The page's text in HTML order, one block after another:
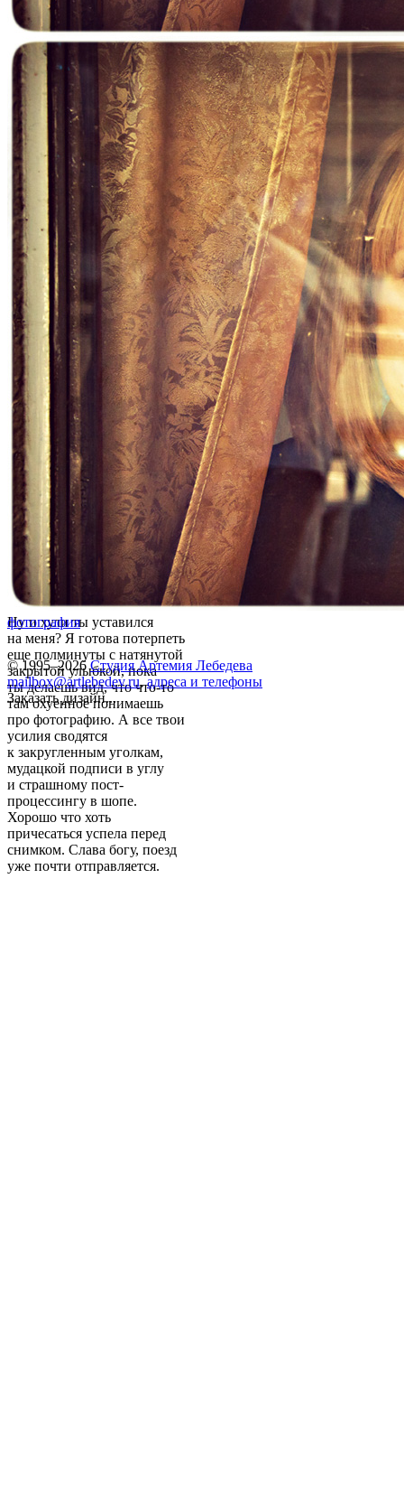
Ну и хули ты уставился
на меня? Я готова потерпеть
еще полминуты с натянутой
закрытой улыбкой, пока
ты делаешь вид, что что-то
там охуенное понимаешь
про фотографию. А все твои
усилия сводятся
к закругленным уголкам,
мудацкой подписи в углу
и страшному пост-
процессингу в шопе.
Хорошо что хоть
причесаться успела перед
снимком. Слава богу, поезд
уже почти отправляется.
фотография
© 1995–2026 Студия Артемия Лебедева
mailbox@artlebedev.ru, адреса и телефоны
Заказать дизайн...